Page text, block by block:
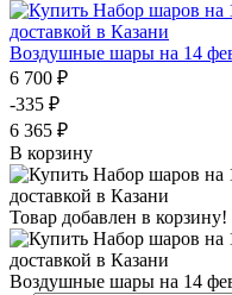
Воздушные шары на 14
6 700 ₽
-335 ₽
6 365 ₽
В корзину
Товар добавлен в корзину!
Воздушные шары на 14